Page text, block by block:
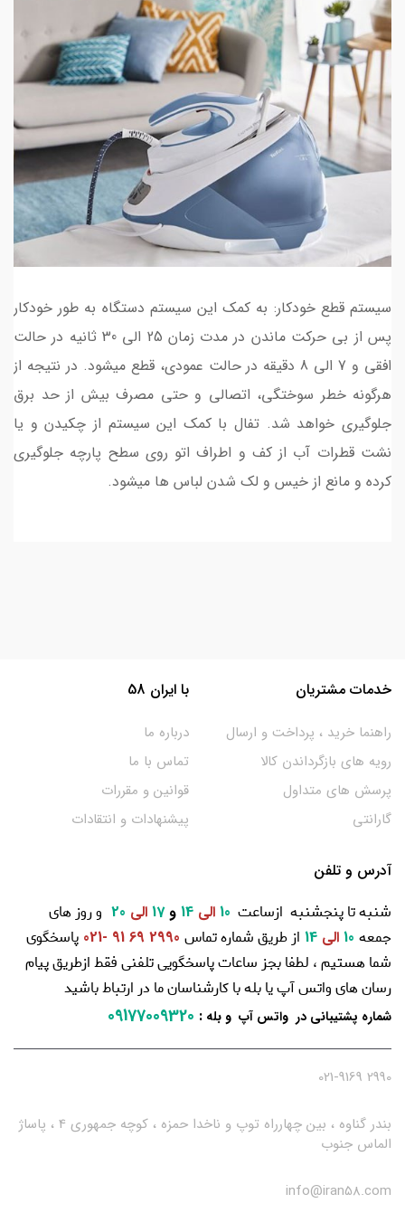
سیستم قطع خودکار: به کمک این سیستم دستگاه به طور خودکار
پس از بی حرکت ماندن در مدت زمان 25 الی 30 ثانیه در حالت
افقی و 7 الی 8 دقیقه در حالت عمودی، قطع میشود. در نتیجه از
هرگونه خطر سوختگی، اتصالی و حتی مصرف بیش‌ از حد برق
جلوگیری خواهد شد. تفال با کمک این سیستم از چکیدن و یا
نشت قطرات آب از کف و اطراف اتو روی سطح پارچه جلوگیری
کرده و مانع از خیس و لک شدن لباس ها میشود.
خدمات مشتریان
راهنما خرید ، پرداخت و ارسال
رویه های بازگرداندن کالا
پرسش های متداول
گارانتی
با ایران 58
درباره ما
تماس با ما
قوانین و مقررات
پیشنهادات و انتقادات
آدرس و تلفن
شنبه تا پنجشنبه ازساعت 10 الی و17 الی
و روز های
جمعه
الی از طریق شماره تماس 2990 69 91 -021
پاسخگوی
شما هستیم ، لطفا بجز ساعات پاسخگویی تلفنی فقط ازطریق پیام
رسان های واتس آپ یا بله با کارشناسان ما در ارتباط باشید
شماره پشتیبانی در واتس آپ و بله :
09177009320
2990 021-9169
بندر گناوه ، بین چهارراه توپ و ناخدا حمزه ، کوچه جمهوری 4 ، پاساژ
الماس جنوب
info@iran58.com